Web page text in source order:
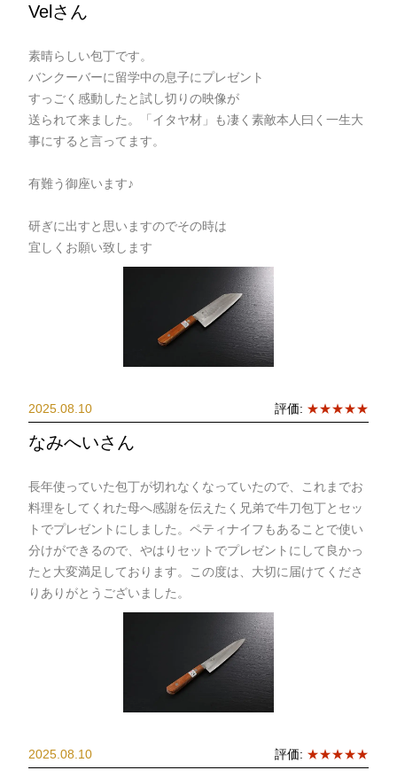
Velさん
素晴らしい包丁です。
バンクーバーに留学中の息子にプレゼント
すっごく感動したと試し切りの映像が
送られて来ました。「イタヤ材」も凄く素敵本人曰く一生大
事にすると言ってます。
有難う御座います♪
研ぎに出すと思いますのでその時は
宜しくお願い致します
2025.08.10 評価: ★★★★★
なみへいさん
長年使っていた包丁が切れなくなっていたので、これまでお
料理をしてくれた母へ感謝を伝えたく兄弟で牛刀包丁とセッ
トでプレゼントにしました。ペティナイフもあることで使い
分けができるので、やはりセットでプレゼントにして良かっ
たと大変満足しております。この度は、大切に届けてくださ
りありがとうございました。
2025.08.10 評価: ★★★★★